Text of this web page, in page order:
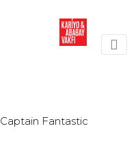
Captain Fantastic